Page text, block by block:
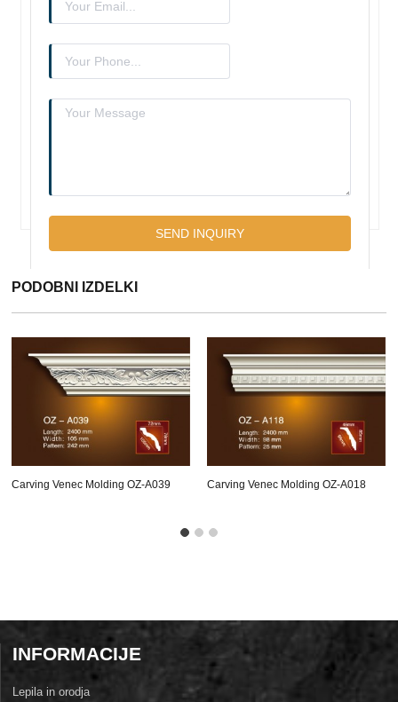
PODOBNI IZDELKI
Carving Venec Molding OZ-A039 Carving Venec Molding OZ-A018
INFORMACIJE
Lepila in orodja